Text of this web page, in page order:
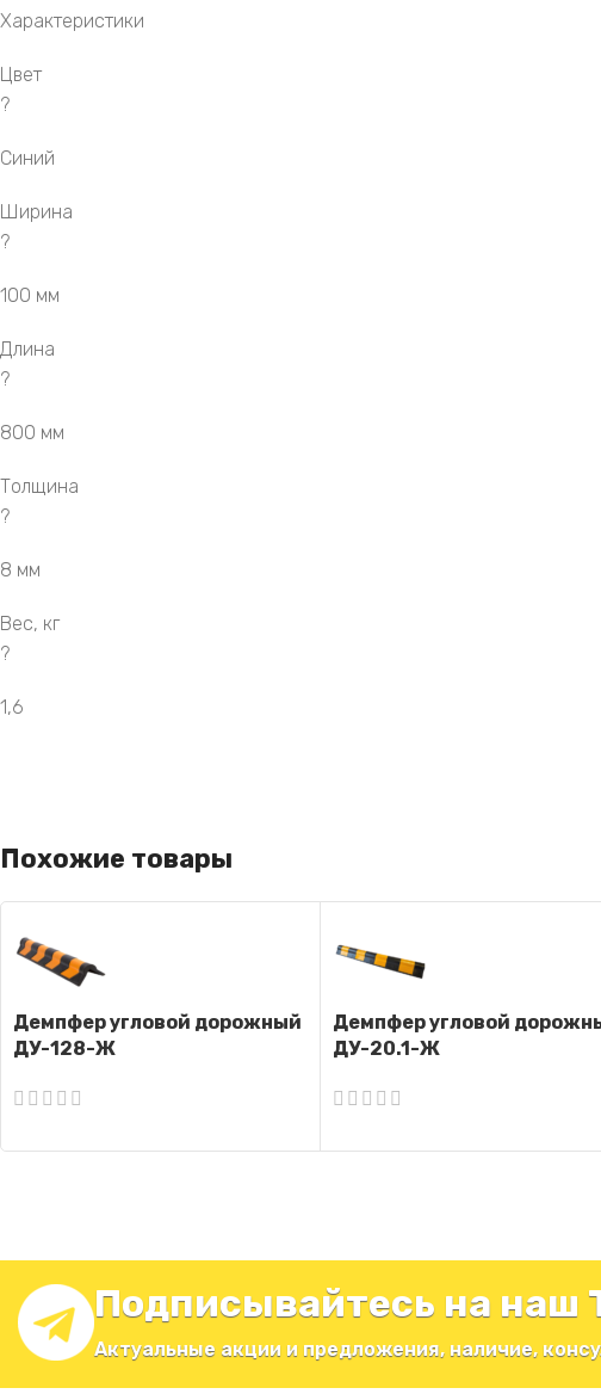
Характеристики
Цвет
?
Синий
Ширина
?
100 мм
Длина
?
800 мм
Толщина
?
8 мм
Вес, кг
?
1,6
Похожие товары
Демпфер угловой дорожный
ДУ-128-Ж
Демпфер угловой
ДУ-20.1-Ж
Подписывайтесь на наш
Актуальные акции и предложения, наличие,